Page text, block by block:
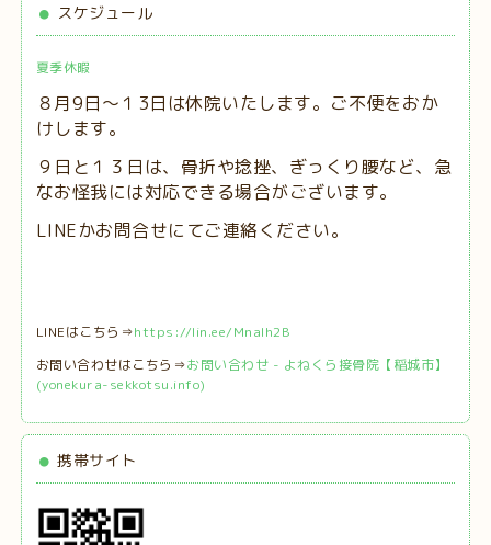
スケジュール
夏季休暇
８月9日～１3日は休院いたします。ご不便をおか
けします。
９日と１３日は、 骨折や捻挫、ぎっくり腰など、急
なお怪我には対応できる場合がございます。
LINEかお問合せにてご連絡ください。
LINEはこちら⇒https://lin.ee/MnaIh2B
お問い合わせはこちら⇒お問い合わせ - よねくら接骨院【稲城市】
(yonekura-sekkotsu.info)
携帯サイト